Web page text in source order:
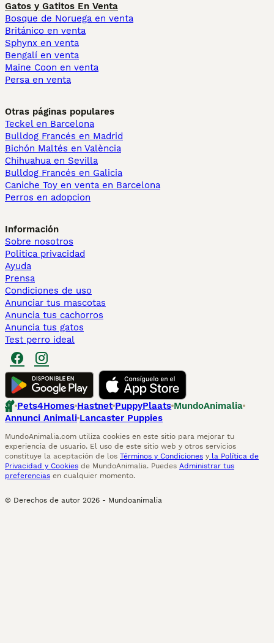
Gatos y Gatitos En Venta
Bosque de Noruega en venta
Británico en venta
Sphynx en venta
Bengalí en venta
Maine Coon en venta
Persa en venta
Otras páginas populares
Teckel en Barcelona
Bulldog Francés en Madrid
Bichón Maltés en València
Chihuahua en Sevilla
Bulldog Francés en Galicia
Caniche Toy en venta en Barcelona
Perros en adopcion
Información
Sobre nosotros
Politica privacidad
Ayuda
Prensa
Condiciones de uso
Anunciar tus mascotas
Anuncia tus cachorros
Anuncia tus gatos
Test perro ideal
Pets4Homes Hastnet PuppyPlaats MundoAnimalia
Annunci Animali Lancaster Puppies
MundoAnimalia.com utiliza cookies en este sitio para mejorar tu
experiencia de usuario. El uso de este sitio web y otros servicios
constituye la aceptación de los Términos y Condiciones y la Política de
Privacidad y Cookies de MundoAnimalia. Puedes Administrar tus
preferencias en cualquier momento.
© Derechos de autor 2026 - Mundoanimalia